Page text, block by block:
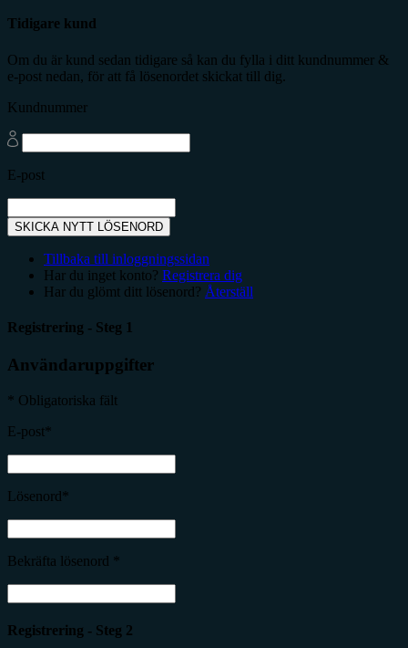
Tidigare kund
Om du är kund sedan tidigare så kan du fylla i ditt kundnummer &
e-post nedan, för att få lösenordet skickat till dig.
Kundnummer
E-post
SKICKA NYTT LÖSENORD
Tillbaka till inloggningssidan
Har du inget konto? Registrera dig
Har du glömt ditt lösenord? Återställ
Registrering - Steg 1
Användaruppgifter
* Obligatoriska fält
E-post*
Lösenord*
Bekräfta lösenord *
Registrering - Steg 2